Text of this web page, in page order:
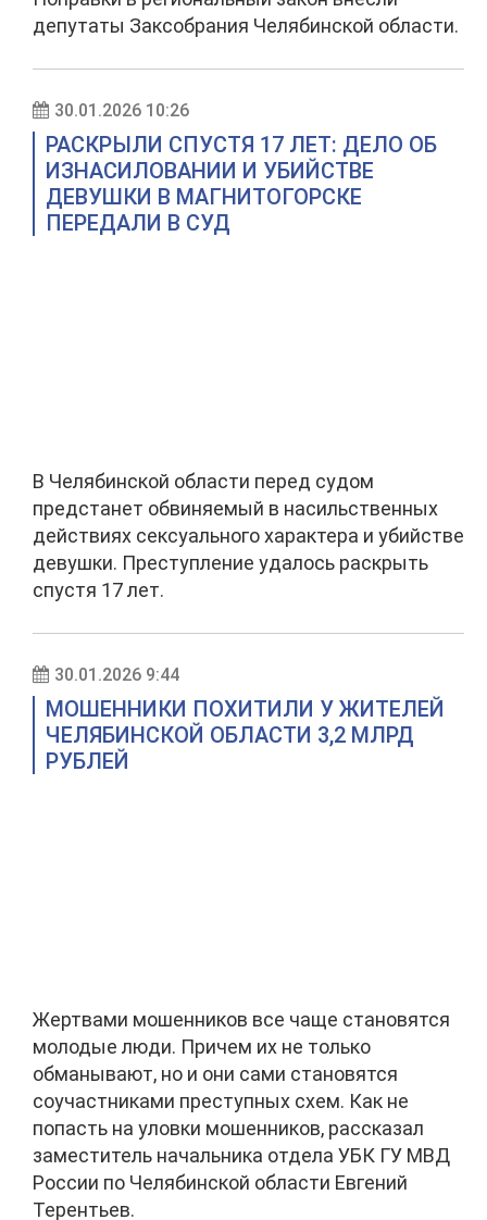
депутаты Заксобрания Челябинской области.
30.01.2026 10:26
РАСКРЫЛИ СПУСТЯ 17 ЛЕТ: ДЕЛО ОБ
ИЗНАСИЛОВАНИИ И УБИЙСТВЕ
ДЕВУШКИ В МАГНИТОГОРСКЕ
ПЕРЕДАЛИ В СУД
В Челябинской области перед судом
предстанет обвиняемый в насильственных
действиях сексуального характера и убийстве
девушки. Преступление удалось раскрыть
спустя 17 лет.
30.01.2026 9:44
МОШЕННИКИ ПОХИТИЛИ У ЖИТЕЛЕЙ
ЧЕЛЯБИНСКОЙ ОБЛАСТИ 3,2 МЛРД
РУБЛЕЙ
Жертвами мошенников все чаще становятся
молодые люди. Причем их не только
обманывают, но и они сами становятся
соучастниками преступных схем. Как не
попасть на уловки мошенников, рассказал
заместитель начальника отдела УБК ГУ МВД
России по Челябинской области Евгений
Терентьев.